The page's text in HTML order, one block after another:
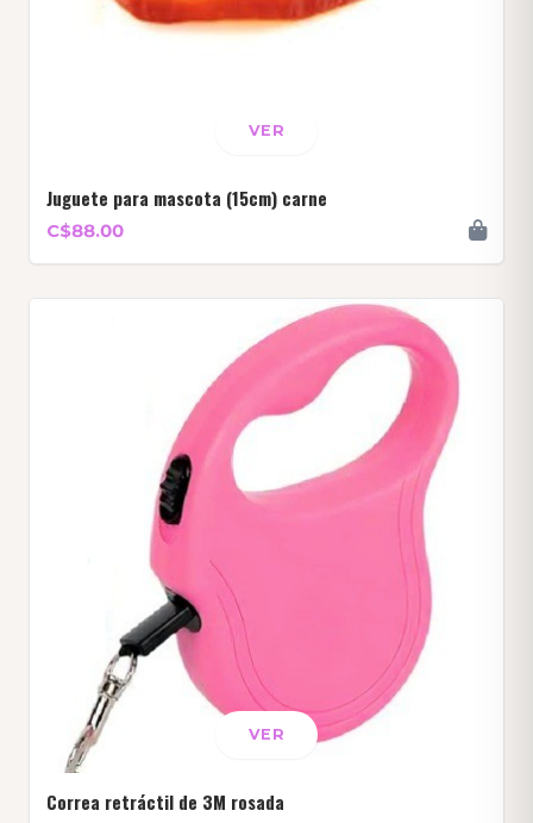
VER
Juguete para mascota (15cm) carne
C$88.00
VER
Correa retráctil de 3M rosada